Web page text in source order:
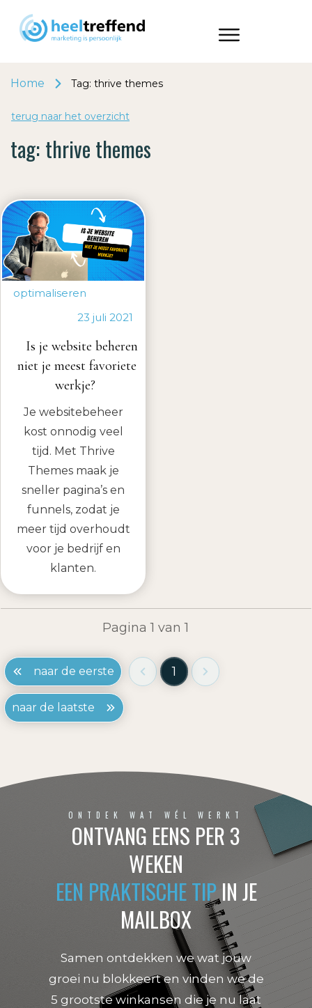
Home Tag: thrive themes
terug naar het overzicht
tag: thrive themes
optimaliseren
23 juli 2021
Is je website beheren
niet je meest favoriete
werkje?
Je websitebeheer
kost onnodig veel
tijd. Met Thrive
Themes maak je
sneller pagina’s en
funnels, zodat je
meer tijd overhoudt
voor je bedrijf en
klanten.
Pagina1 van1
naar de eerste 1
naar de laatste
ONTDEK WAT WÉL WERKT
ONTVANG EENS PER 3
WEKEN
EEN PRAKTISCHE TIPIN JE
MAILBOX
Samen ontdekken we wat jouw
groei nu blokkeert en vinden we de
5 grootste winkansen die je nu laat